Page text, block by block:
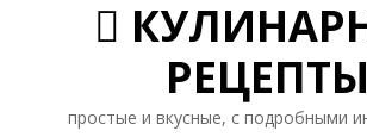
РЕЦЕПТЫ
простые и вкусные, с подробными